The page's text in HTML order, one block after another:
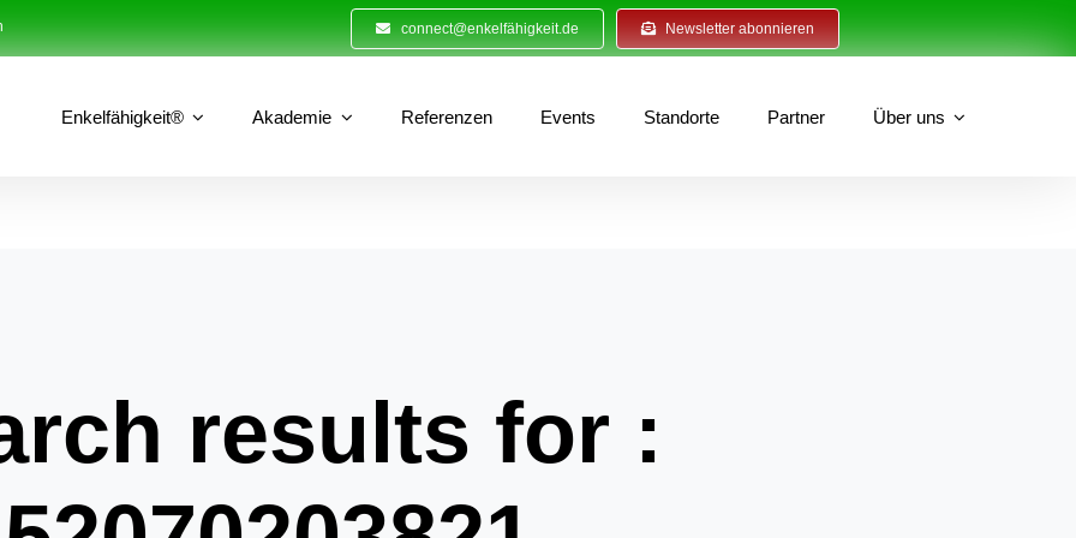
connect@enkelfähigkeit.de Newsletter abonnieren
Enkelfähigkeit® Akademie Referenzen Events Standorte Partner Über uns
results for :